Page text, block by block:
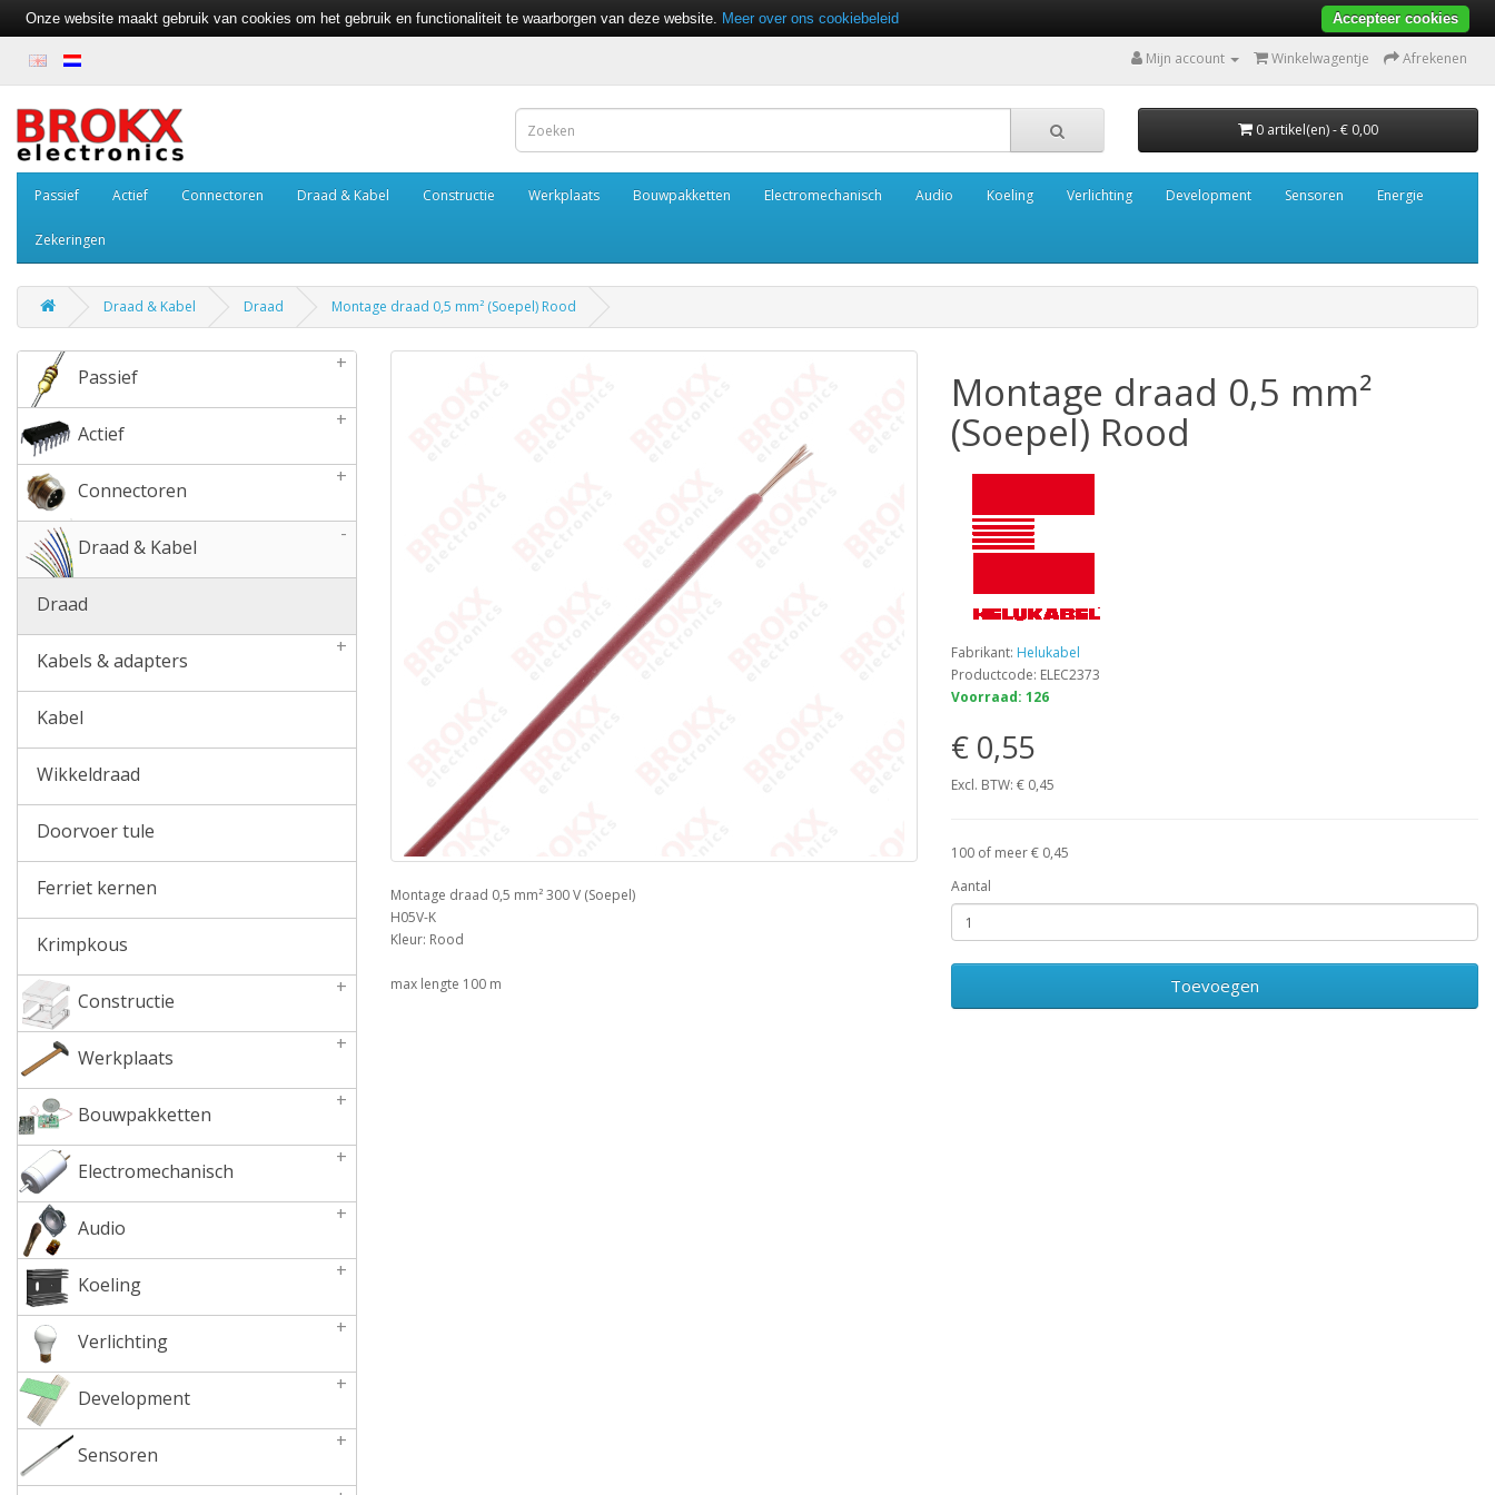
Mijn account Winkelwagentje Afrekenen
0 artikel(en) - € 0,00
Passief Actief Connectoren Draad & Kabel Constructie Werkplaats Bouwpakketten Electromechanisch Audio Koeling Verlichting Development Sensoren Energie
Zekeringen
Draad & Kabel Draad Montage draad 0,5 mm² (Soepel) Rood
Passief
+
Actief
+
Connectoren
+
Draad & Kabel
-
Draad
Kabels & adapters
+
Kabel
Wikkeldraad
Doorvoer tule
Ferriet kernen
Krimpkous
Constructie
+
Werkplaats
+
Bouwpakketten
+
Electromechanisch
+
Audio
+
Koeling
+
Verlichting
+
Development
+
Sensoren
+
Montage draad 0,5 mm² 300 V (Soepel)
H05V-K
Kleur: Rood
max lengte 100 m
Montage draad 0,5 mm²
(Soepel) Rood
Fabrikant: Helukabel
Productcode: ELEC2373
Voorraad: 126
€ 0,55
Excl. BTW: € 0,45
100 of meer € 0,45
Aantal
Toevoegen
Onze website maakt gebruik van cookies om het gebruik en functionaliteit te waarborgen van deze website. Meer over ons cookiebeleid Accepteer cookies